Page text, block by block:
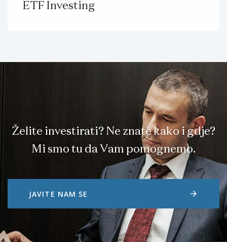
ETF Investing
Želite investirati? Ne znate kako i gdje?
Mi smo tu da Vam pomognemo.
JAVITE NAM SE arrow_forward